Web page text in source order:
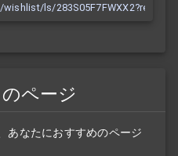
ls/
ページ
あなたにおすすめのページ